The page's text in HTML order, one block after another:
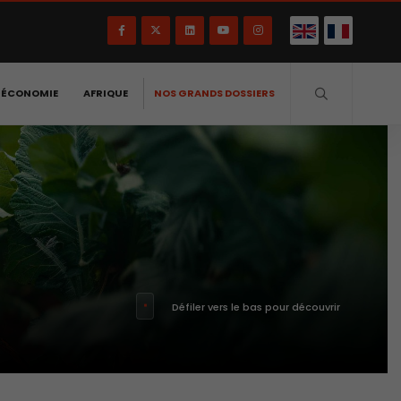
AFRIQUE NOS GRANDS DOSSIERS
Défiler vers le bas pour découvrir